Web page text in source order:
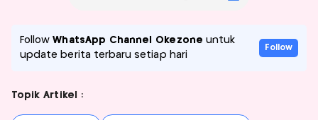
FollowWhatsApp Channel Okezone untuk
update berita terbaru setiap hari
Follow
Topik Artikel :